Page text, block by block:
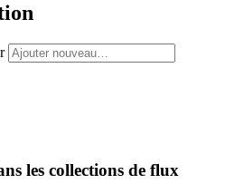
les collections de flux